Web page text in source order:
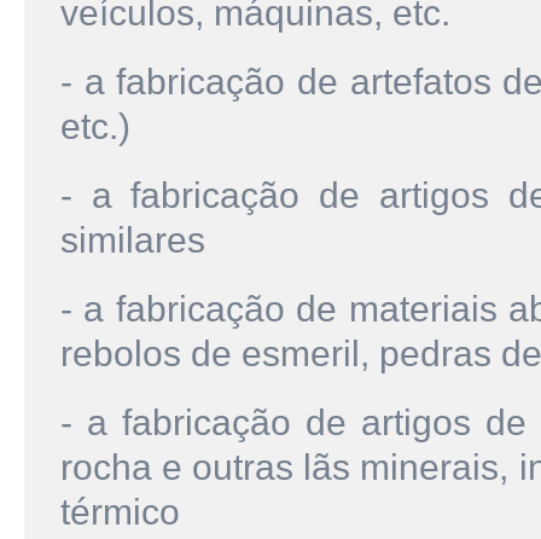
veículos, máquinas, etc.
- a fabricação de artefatos
etc.)
- a fabricação de artigos
similares
- a fabricação de materiais
rebolos de esmeril, pedras
- a fabricação de artigos
rocha e outras lãs minerais,
térmico